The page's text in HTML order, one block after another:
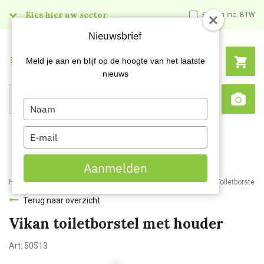
Kies hier uw sector Prijzen inc. BTW
Search
Menu
Home Webshop Schoonmaakartikelen Toilet accessoires Toiletborstels
Terug naar overzicht
Vikan toiletborstel met houder
Art: 50513
Nieuwsbrief
Meld je aan en blijf op de hoogte van het laatste
nieuws
Type
your
name
Type
your
email
Aanmelden